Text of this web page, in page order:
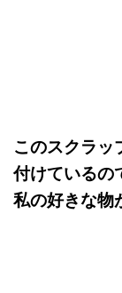
このスクラッ
付けているの
私の好きな物